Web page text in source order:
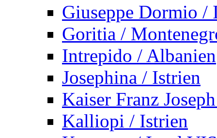
Giuseppe Dormio /
Goritia /
Intrepido / Albanien
Josephina / Istrien
Kaiser Franz
Kalliopi / Istrien